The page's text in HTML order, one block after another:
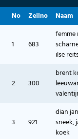
No Zeilno Naam
1 683
femme
ilse
2 300
brent
3 921
dian
sneek,
koek